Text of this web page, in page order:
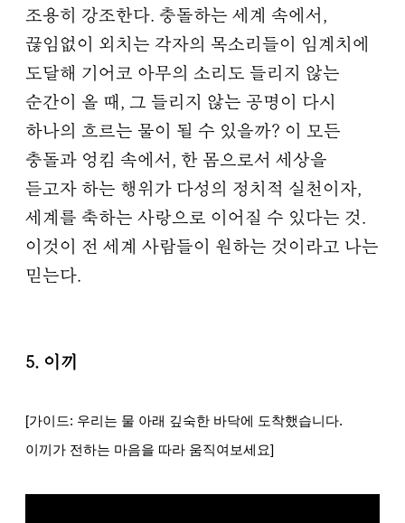
조용히 강조한다. 충돌하는 세계 속에서,
끊임없이 외치는 각자의 목소리들이 임계치에
도달해 기어코 아무의 소리도 들리지 않는
순간이 올 때, 그 들리지 않는 공명이 다시
하나의 흐르는 물이 될 수 있을까? 이 모든
충돌과 엉킴 속에서, 한 몸으로서 세상을
듣고자 하는 행위가 다성의 정치적 실천이자,
세계를 축하는 사랑으로 이어질 수 있다는 것.
이것이 전 세계 사람들이 원하는 것이라고 나는
믿는다.
5. 이끼
[가이드: 우리는 물 아래 깊숙한 바닥에 도착했습니다.
이끼가 전하는 마음을 따라 움직여보세요]